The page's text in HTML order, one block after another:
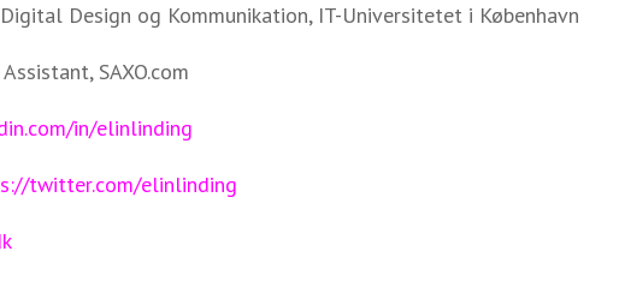
Design og Kommunikation, IT-Universitetet i København
SAXO.com
in/elinlinding
twitter.com/elinlinding